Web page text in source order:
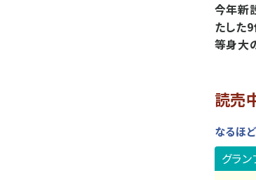
今年新
たした
等身大
読売
なるほ
グラン